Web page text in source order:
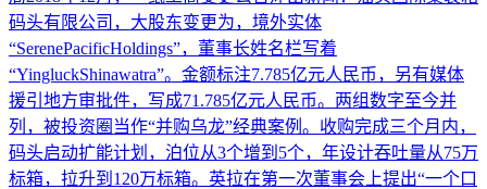
码头有限公司，大股东变更为，境外实体
“SerenePacificHoldings”，董事长姓名栏写着
“YingluckShinawatra”。金额标注7.785亿元人民币，另有媒体
援引地方审批件，写成71.785亿元人民币。两组数字至今并
列，被投资圈当作“并购乌龙”经典案例。收购完成三个月内，
码头启动扩能计划，泊位从3个增到5个，年设计吞吐量从75万
标箱，拉升到120万标箱。英拉在第一次董事会上提出“一个口